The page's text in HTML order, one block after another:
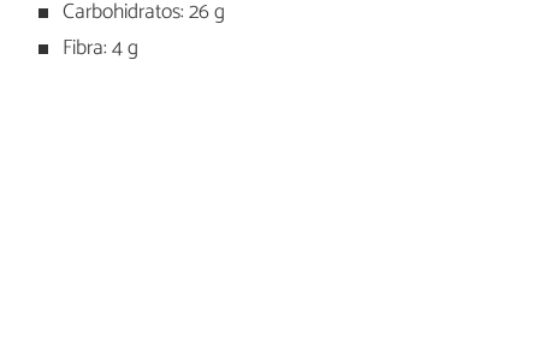
Carbohidratos: 26 g
Fibra: 4 g